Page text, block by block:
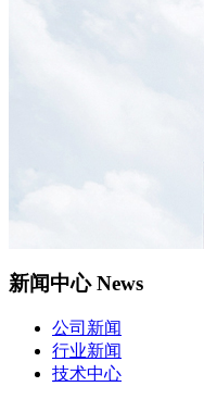
新闻中心News
公司新闻
行业新闻
技术中心